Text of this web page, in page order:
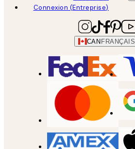
Connexion (Entreprise)
CAN FRANÇAIS